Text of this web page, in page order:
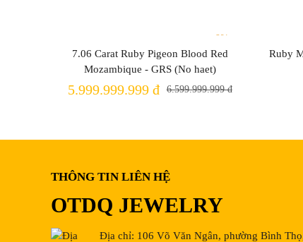
-9%
7.06 Carat Ruby Pigeon Blood Red
Mozambique - GRS (No haet)
5.999.999.999 đ 6.599.999.999 đ
Ruby
THÔNG TIN LIÊN HỆ
OTDQ JEWELRY
Địa chỉ: 106 Võ Văn Ngân, phường Bình